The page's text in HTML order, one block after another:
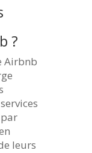
?
Airbnb
leurs